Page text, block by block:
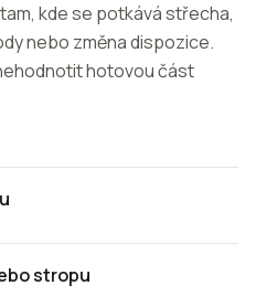
kde se potkává střecha,
nebo změna dispozice.
hotovou část
stropu